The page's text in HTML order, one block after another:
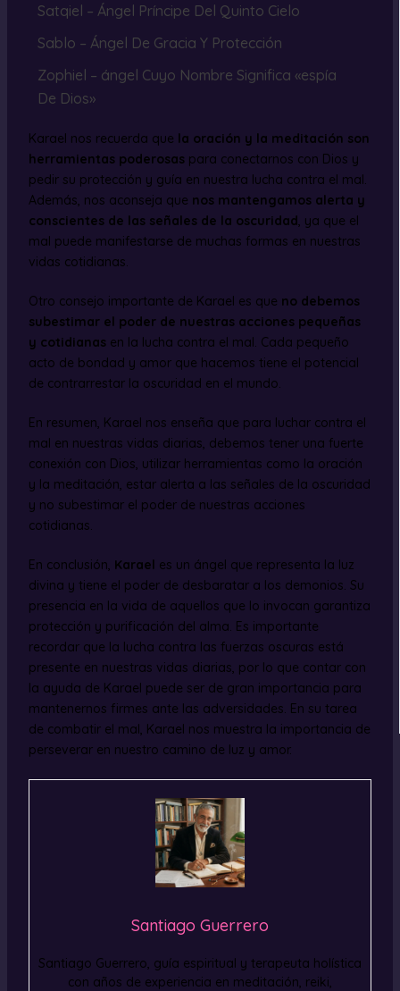
Satqiel – Ángel Príncipe Del Quinto Cielo
Sablo – Ángel De Gracia Y Protección
Zophiel – ángel Cuyo Nombre Significa «espía
De Dios»
Karael nos recuerda que la oración y la meditación son
herramientas poderosaspara conectarnos con Dios y
pedir su protección y guía en nuestra lucha contra el mal.
Además, nos aconseja que nos mantengamos alerta y
conscientes de las señales de la oscuridad , ya que el
mal puede manifestarse de muchas formas en nuestras
vidas cotidianas.
Otro consejo importante de Karael es que no debemos
subestimar el poder de nuestras acciones pequeñas
y cotidianasen la lucha contra el mal. Cada pequeño
acto de bondad y amor que hacemos tiene el potencial
de contrarrestar la oscuridad en el mundo.
En resumen, Karael nos enseña que para luchar contra el
mal en nuestras vidas diarias, debemos tener una fuerte
conexión con Dios, utilizar herramientas como la oración
y la meditación, estar alerta a las señales de la oscuridad
y no subestimar el poder de nuestras acciones
cotidianas.
En conclusión, Karael es un ángel que representa la luz
divina y tiene el poder de desbaratar a los demonios. Su
presencia en la vida de aquellos que lo invocan garantiza
protección y purificación del alma. Es importante
recordar que la lucha contra las fuerzas oscuras está
presente en nuestras vidas diarias, por lo que contar con
la ayuda de Karael puede ser de gran importancia para
mantenernos firmes ante las adversidades. En su tarea
de combatir el mal, Karael nos muestra la importancia de
perseverar en nuestro camino de luz y amor.
Santiago Guerrero
Santiago Guerrero, guía espiritual y terapeuta holística
con años de experiencia en meditación, reiki,